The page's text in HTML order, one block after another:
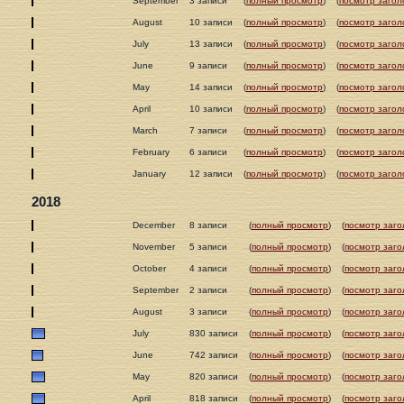
August 10 записи (полный просмотр) (посмотр
July 13 записи (полный просмотр) (посмотр
June 9 записи (полный просмотр) (посмотр
May 14 записи (полный просмотр) (посмотр
April 10 записи (полный просмотр) (посмотр
March 7 записи (полный просмотр) (посмотр
February 6 записи (полный просмотр) (посмотр
January 12 записи (полный просмотр) (посмотр
2018
December 8 записи (полный просмотр) (посмотр
November 5 записи (полный просмотр) (посмотр
October 4 записи (полный просмотр) (посмотр
September 2 записи (полный просмотр) (посмотр
August 3 записи (полный просмотр) (посмотр
July 830 записи (полный просмотр) (посмотр
June 742 записи (полный просмотр) (посмотр
May 820 записи (полный просмотр) (посмотр
April 818 записи (полный просмотр) (посмотр